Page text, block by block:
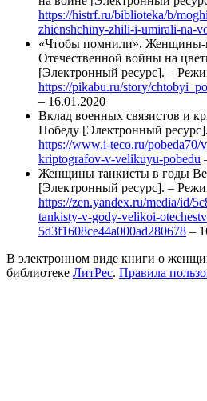
https://histrf.ru/biblioteka/b/
zhienshchiny-zhili-i-umirali-na-
«Чтобы помнили». Женщины-
Отечественной войны на
[Электронный ресурс]. –
https://pikabu.ru/story/
– 16.01.2020
Вклад военных связистов и
Победу [Электронный
https://www.i-teco.ru/
kriptografov-v-velikuyu-pobedu
Женщины танкисты в годы
[Электронный ресурс]. –
https://zen.yandex.ru/media/id/
tankisty-v-gody-velikoi-
5d3f1608ce44a000ad280678 –
В электронном виде книги о
библиотеке ЛитРес. Правила